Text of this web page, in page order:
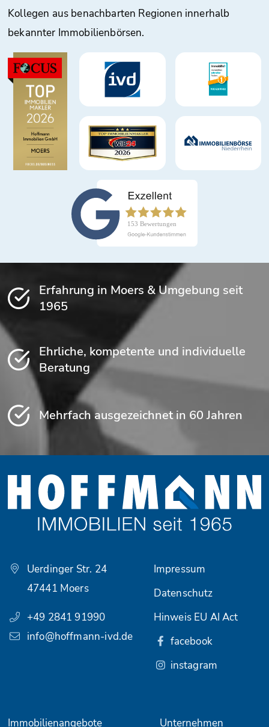
Kollegen aus benachbarten Regionen innerhalb
bekannter Immobilienbörsen.
Erfahrung in Moers & Umgebung seit
1965
Ehrliche, kompetente und individuelle
Beratung
Mehrfach ausgezeichnet in 60 Jahren
Uerdinger Str. 24
47441 Moers
+49 2841 91990
info@hoffmann-ivd.de
Immobilienangebote Unternehmen
Impressum
Datenschutz
Hinweis EU AI Act
facebook
instagram